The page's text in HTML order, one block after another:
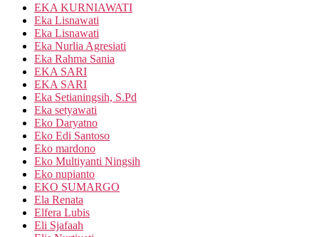
EKA KURNIAWATI
Eka Lisnawati
Eka Lisnawati
Eka Nurlia Agresiati
Eka Rahma Sania
EKA SARI
EKA SARI
Eka Setianingsih, S.Pd
Eka setyawati
Eko Daryatno
Eko Edi Santoso
Eko mardono
Eko Multiyanti Ningsih
Eko nupianto
EKO SUMARGO
Ela Renata
Elfera Lubis
Eli Sjafaah